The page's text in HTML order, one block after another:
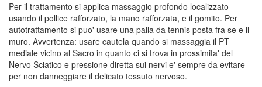
Per il trattamento si applica massaggio profondo localizzato
usando il pollice rafforzato, la mano rafforzata, e il gomito. Per
autotrattamento si puo' usare una palla da tennis posta fra se e il
muro. Avvertenza: usare cautela quando si massaggia il PT
mediale vicino al Sacro in quanto ci si trova in prossimita' del
Nervo Sciatico e pressione diretta sui nervi e' sempre da evitare
per non danneggiare il delicato tessuto nervoso.